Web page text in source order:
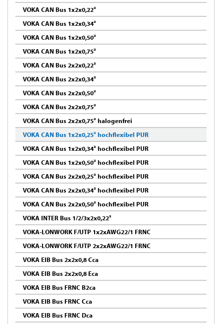
VOKA CAN Bus 1x2x0,22²
VOKA CAN Bus 1x2x0,34²
VOKA CAN Bus 1x2x0,50²
VOKA CAN Bus 1x2x0,75²
VOKA CAN Bus 2x2x0,22²
VOKA CAN Bus 2x2x0,34²
VOKA CAN Bus 2x2x0,50²
VOKA CAN Bus 2x2x0,75²
VOKA CAN Bus 2x2x0,75² halogenfrei
VOKA CAN Bus 1x2x0,25² hochflexibel PUR
VOKA CAN Bus 1x2x0,34² hochflexibel PUR
VOKA CAN Bus 1x2x0,50² hochflexibel PUR
VOKA CAN Bus 2x2x0,25² hochflexibel PUR
VOKA CAN Bus 2x2x0,34² hochflexibel PUR
VOKA CAN Bus 2x2x0,50² hochflexibel PUR
VOKA INTER Bus 1/2/3x2x0,22²
VOKA-LONWORK F/UTP 1x2xAWG22/1 FRNC
VOKA-LONWORK F/UTP 2x2xAWG22/1 FRNC
VOKA EIB Bus 2x2x0,8 Cca
VOKA EIB Bus 2x2x0,8 Eca
VOKA EIB Bus FRNC B2ca
VOKA EIB Bus FRNC Cca
VOKA EIB Bus FRNC Dca